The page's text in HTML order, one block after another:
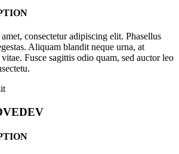
consectetur adipiscing elit. Phasellus
Aliquam blandit neque urna, at
Fusce sagittis odio quam, sed auctor leo